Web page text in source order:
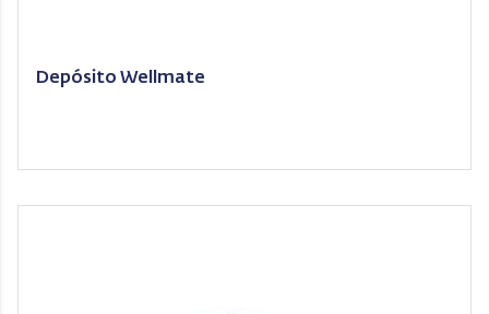
Depósito Wellmate